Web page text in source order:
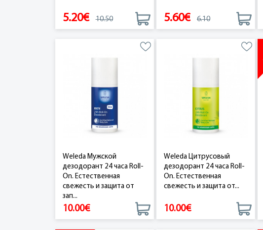
5.20€ 10.50 5.60€ 6.10
Weleda Мужской
дезодорант 24 часа Roll-
On. Естественная
свежесть и защита от
зап...
10.00€
Weleda Цитрусовый
дезодорант 24 часа Roll-
On. Естественная
свежесть и защита от...
10.00€